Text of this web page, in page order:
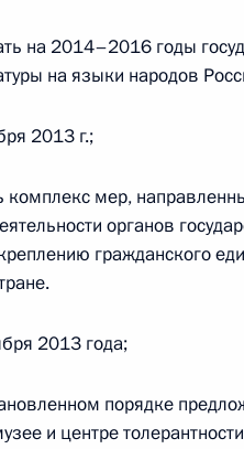
с Министром
21:30
по итогам
отношениям
18:00
заседание Правительства
13:45
на 2014–2016 годы
на языки народов
2013 г.;
комплекс мер,
органов
гражданского
2013 года;
порядке
и центре